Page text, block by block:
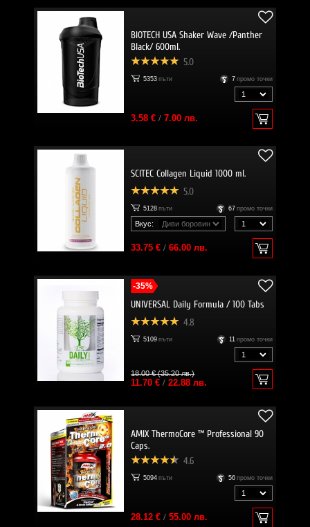
BIOTECH USA Shaker Wave /Panther
Black/ 600ml.
5.0
5353 пъти 7 промо точки
3.58 €/ 7.00 лв.
SCITEC Collagen Liquid 1000 ml.
5.0
5128 пъти 67 промо точки
Вкус:
33.75 €/ 66.00 лв.
-35%
UNIVERSAL Daily Formula / 100 Tabs
4.8
5109 пъти 11 промо точки
18.00 € (35.20 лв.)
11.70 €/ 22.88 лв.
AMIX ThermoCore ™ Professional 90
Caps.
4.6
5094 пъти 56 промо точки
28.12 €/ 55.00 лв.